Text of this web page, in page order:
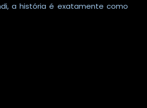
a história é exatamente como